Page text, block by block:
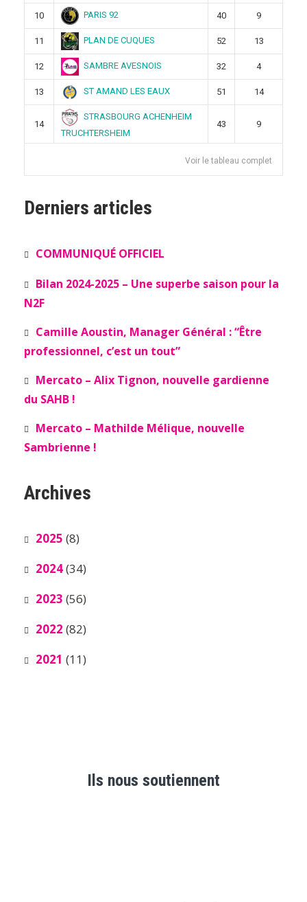
10 PARIS 92 40 9
11 PLAN DE CUQUES 52 13
12 SAMBRE AVESNOIS 32 4
13 ST AMAND LES EAUX 51 14
14
STRASBOURG ACHENHEIM
TRUCHTERSHEIM
43 9
Voir le tableau complet
Derniers articles
COMMUNIQUÉ OFFICIEL
Bilan 2024-2025 – Une superbe saison pour la
N2F
Camille Aoustin, Manager Général : “Être
professionnel, c’est un tout”
Mercato – Alix Tignon, nouvelle gardienne
du SAHB !
Mercato – Mathilde Mélique, nouvelle
Sambrienne !
Archives
2025 (8)
2024(34)
2023 (56)
2022 (82)
2021 (11)
Ils nous soutiennent